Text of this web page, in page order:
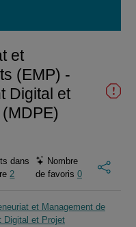
et
(EMP) -
Digital et
dans
2
Nombre
de favoris 0
et Management de
Digital et Projet